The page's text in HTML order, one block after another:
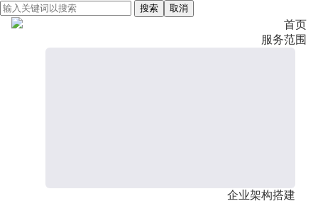
搜索 取消
首页
服务范围
企业架构搭建